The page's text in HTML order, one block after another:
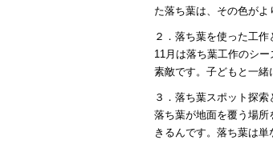
た落ち葉は、その色が
２．落ち葉を使った工作
11月は落ち葉工作のシ
素敵です。子どもと一緒
３．落ち葉スポット探索
落ち葉が地面を覆う場所
きるんです。落ち葉は